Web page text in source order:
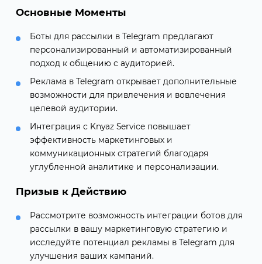
Основные Моменты
Боты для рассылки в Telegram предлагают
персонализированный и автоматизированный
подход к общению с аудиторией.
Реклама в Telegram открывает дополнительные
возможности для привлечения и вовлечения
целевой аудитории.
Интеграция с Knyaz Service повышает
эффективность маркетинговых и
коммуникационных стратегий благодаря
углубленной аналитике и персонализации.
Призыв к Действию
Рассмотрите возможность интеграции ботов для
рассылки в вашу маркетинговую стратегию и
исследуйте потенциал рекламы в Telegram для
улучшения ваших кампаний.